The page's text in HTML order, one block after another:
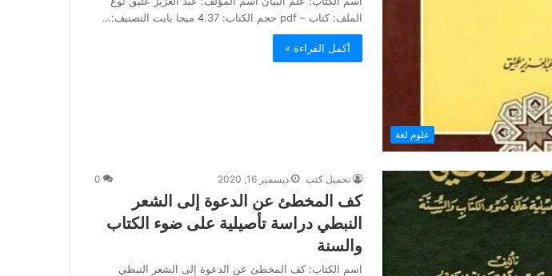
علوم لغة
الملف: كتاب – pdf حجم الكتاب: 4.37 ميجا بايت التصنيف:…
أكمل القراءة »
تحميل كتب ديسمبر 16, 2020 0
كف المخطئ عن الدعوة إلى الشعر
النبطي دراسة تأصيلية على ضوء الكتاب
والسنة
اسم الكتاب: كف المخطئ عن الدعوة إلى الشعر النبطي